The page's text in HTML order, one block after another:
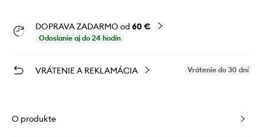
DOPRAVA ZADARMO od 60 €
Odoslanie aj do 24 hodín
VRÁTENIE A REKLAMÁCIA Vrátenie do 30 dní
O produkte